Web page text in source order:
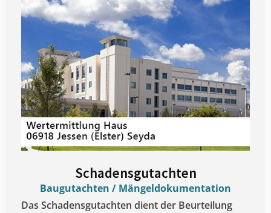
Schadensgutachten
Baugutachten / Mängeldokumentation
Das Schadensgutachten dient der Beurteilung